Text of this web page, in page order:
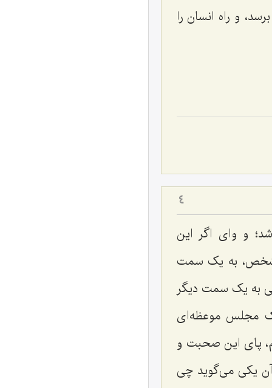
و راه انسان را
4
و وای اگر این
شخص، به یک سمت
به یک سمت دیگر
مجلس موعظه‌ای
پای این صحبت و
یکی می‌گوید چی